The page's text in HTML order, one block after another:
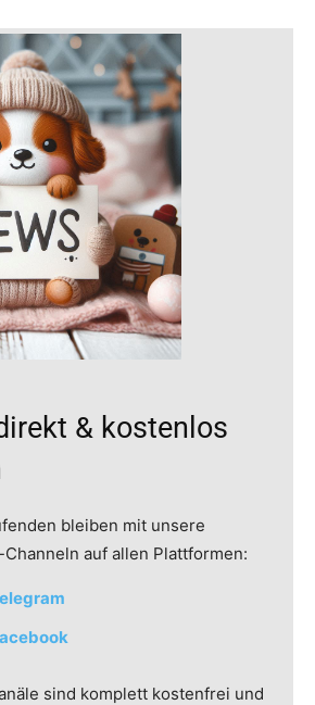
& kostenlos
bleiben mit unsere
auf allen Plattformen:
sind komplett kostenfrei und